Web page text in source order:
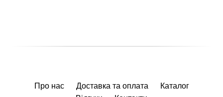
Про нас Доставка та оплата
Каталог